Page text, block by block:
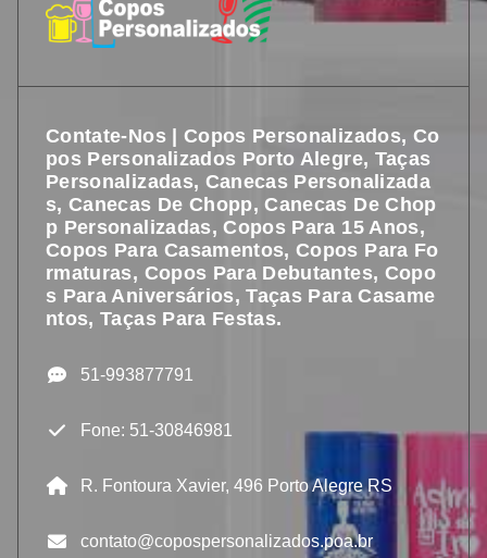
Contate-Nos | Copos Personalizados, Co
Pos Personalizados Porto Alegre, Taças
Personalizadas, Canecas Personalizada
S, Canecas De Chopp, Canecas De Chop
P Personalizadas, Copos Para 15 Anos,
Copos Para Casamentos, Copos Para Fo
Rmaturas, Copos Para Debutantes, Copo
S Para Aniversários, Taças Para Casame
Ntos, Taças Para Festas.
51-993877791
Fone: 51-30846981
R. Fontoura Xavier, 496 Porto Alegre RS
contato@copospersonalizados.poa.br